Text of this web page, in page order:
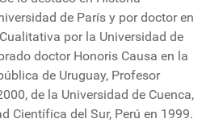
de París y por doctor en
por la Universidad de
doctor Honoris Causa en la
de Uruguay, Profesor
de la Universidad de Cuenca,
Científica del Sur, Perú en 1999.